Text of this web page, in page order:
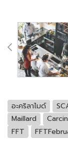
อะคริลาไมด์
Maillard
FFT